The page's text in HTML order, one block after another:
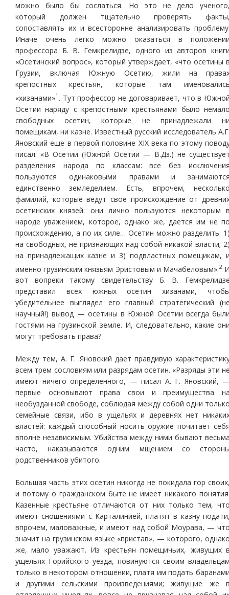
можно было бы сослаться. Но это не дело
который должен тщательно проверять
сопоставлять их и всесторонне анализировать
Иначе очень легко можно оказаться в
профессора Б. В. Гемкрелидзе, одного из авторов
«Осетинский вопрос», который утверждает, «что осетины
Грузии, включая Южную Осетию, жили на
крепостных крестьян, которые там
«хизанами»1 . Тут профессор не договаривает, что в
Осетии наряду с крепостными крестьянами было
свободных осетин, которые не принадлежали
помещикам, ни казне. Известный русский исследователь
Яновский еще в первой половине XIX века по этому
писал: «В Осетии (Южной Осетии — В.Дз.) не
разделения народа по классам: все без
пользуются одинаковыми правами и
единственно земледелием. Есть, впрочем,
фамилий, которые ведут свое происхождение от
осетинских князей: они лично пользуются некоторым
народе уважением, которое, однако же, дается им не
происхождению, а по их силе… Осетин можно разделить:
на свободных, не признающих над собой никакой власти;
на принадлежащих казне и 3) подвластных помещикам,
именно грузинским князьям Эристовым и Мачабеловым».2
вот вопреки такому свидетельству Б. В.
представил всех южных осетин хизанами,
убедительнее выглядел его главный стратегический
научный!) вывод — осетины в Южной Осетии всегда
гостями на грузинской земле. И, следовательно, какие
могут требовать права?
Между тем, А. Г. .Яновский дает правдивую
всем трем сословиям или разрядам осетин. «Разряды эти
имеют ничего определенного, — писал А. Г. Яновский,
первые основывают права свои и преимущества
необузданной свободе, соблюдая между собой одни
семейные связи, ибо в ущельях и деревнях нет
властей: каждый способный носить оружие почитает
вполне независимым. Убийства между ними бывают
часто, наказываются одним мщением со
родственников убитого.
Большая часть этих осетин никогда не покидала гор
и потому о гражданском быте не имеет никакого
Казенные крестьяне отличаются от них только тем,
имеют сношениями с Карталинией, платят в казну
впрочем, маловажные, и имеют над собой Моурава, —
значит на грузинском языке «пристав», — которого,
же, мало уважают. Из крестьян помещичьих, живущих
ущельях Горийского уезда, повинуются своим
только в некотором отношении, платя им подать
и другими сельскими произведениями; живущие же